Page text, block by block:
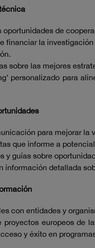
de
financiar la
sobre las mejores
personalizado para
para mejorar
que informe a
y guías sobre
información detallada
con entidades y
europeos de
y éxito en